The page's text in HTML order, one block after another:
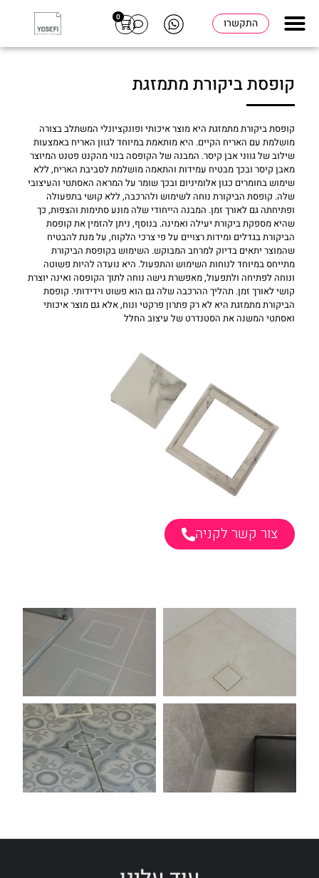
0 התקשרו
קופסת ביקורת מתמזגת
קופסת ביקורת מתמזגת היא מוצר איכותי ופונקציונלי המשתלב בצורה
מושלמת עם האריח הקיים. היא מותאמת במיוחד לגוון האריח באמצעות
שילוב של גווני אבן קיסר. המבנה של הקופסה בנוי מהקנט פטנט המיוצר
מאבן קיסר ובכך מבטיח עמידות והתאמה מושלמת לסביבת האריח, ללא
שימוש בחומרים כגון אלומיניום ובכך שומר על המראה האסתטי והעיצובי
שלה. קופסת הביקורת נוחה לשימוש ולהרכבה, ללא קושי בתפעולה
ופתיחתה גם לאורך זמן. המבנה הייחודי שלה מונע סתימות והצפות, כך
שהיא מספקת ביקורת יעילה ואמינה. בנוסף, ניתן להזמין את קופסת
הביקורת בגדלים ומידות רצויים על פי צרכי הלקוח, על מנת להבטיח
שהמוצר יתאים בדיוק למרחב המבוקש. השימוש בקופסת הביקורת
מתייחס במיוחד לנוחות השימוש והתפעול. היא נועדה להיות פשוטה
ונוחה לפתיחה ולתפעול, מאפשרת גישה נוחה לתוך הקופסה ואינה יוצרת
קושי לאורך זמן. תהליך ההרכבה שלה גם הוא פשוט וידידותי. קופסת
הביקורת מתמזגת היא לא רק פתרון פרקטי ונוח, אלא גם מוצר איכותי
ואסתטי המשנה את הסטנדרט של עיצוב החלל
צור קשר לקניה